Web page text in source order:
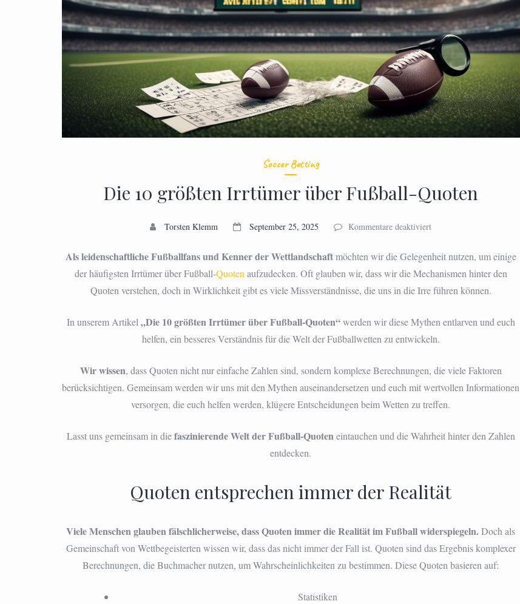
Soccer Betting
Die 10 größten Irrtümer über Fußball-Quoten
Torsten Klemm September 25, 2025 Kommentare deaktiviertfür
10
Irrtümer
über
Als leidenschaftliche Fußballfans und Kenner der Wettlandschaftmöchten wir die Gelegenheit nutzen, um einige
der häufigsten Irrtümer über Fußball-Quotenaufzudecken. Oft glauben wir, dass wir die Mechanismen hinter den
Quoten verstehen, doch in Wirklichkeit gibt es viele Missverständnisse, die uns in die Irre führen können.
In unserem Artikel„Die 10 größten Irrtümer über Fußball-Quoten“werden wir diese Mythen entlarven und euch
helfen, ein besseres Verständnis für die Welt der Fußballwetten zu entwickeln.
Wir wissen, dass Quoten nicht nur einfache Zahlen sind, sondern komplexe Berechnungen, die viele Faktoren
berücksichtigen. Gemeinsam werden wir uns mit den Mythen auseinandersetzen und euch mit wertvollen Informationen
versorgen, die euch helfen werden, klügere Entscheidungen beim Wetten zu treffen.
Lasst uns gemeinsam in diefaszinierende Welt der Fußball-Quoteneintauchen und die Wahrheit hinter den Zahlen
entdecken.
Quoten entsprechen immer der Realität
Viele Menschen glauben fälschlicherweise, dass Quoten immer die Realität im Fußball widerspiegeln.Doch als
Gemeinschaft von Wettbegeisterten wissen wir, dass das nicht immer der Fall ist. Quoten sind das Ergebnis komplexer
Berechnungen, die Buchmacher nutzen, um Wahrscheinlichkeiten zu bestimmen. Diese Quoten basieren auf:
Statistiken